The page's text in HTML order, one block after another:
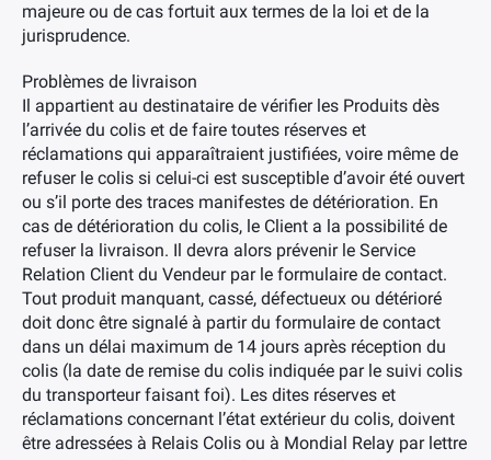
majeure ou de cas fortuit aux termes de la loi et de la
jurisprudence.
Problèmes de livraison
Il appartient au destinataire de vérifier les Produits dès
l’arrivée du colis et de faire toutes réserves et
réclamations qui apparaîtraient justifiées, voire même de
refuser le colis si celui-ci est susceptible d’avoir été ouvert
ou s’il porte des traces manifestes de détérioration. En
cas de détérioration du colis, le Client a la possibilité de
refuser la livraison. Il devra alors prévenir le Service
Relation Client du Vendeur par le formulaire de contact.
Tout produit manquant, cassé, défectueux ou détérioré
doit donc être signalé à partir du formulaire de contact
dans un délai maximum de 14 jours après réception du
colis (la date de remise du colis indiquée par le suivi colis
du transporteur faisant foi). Les dites réserves et
réclamations concernant l’état extérieur du colis, doivent
être adressées à Relais Colis ou à Mondial Relay par lettre